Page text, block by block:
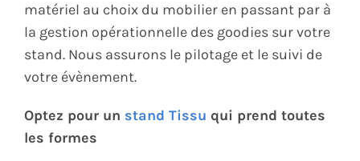
matériel au choix du mobilier en passant par à
la gestion opérationnelle des goodies sur votre
stand. Nous assurons le pilotage et le suivi de
votre évènement.
Optez pour un stand Tissu qui prend toutes
les formes